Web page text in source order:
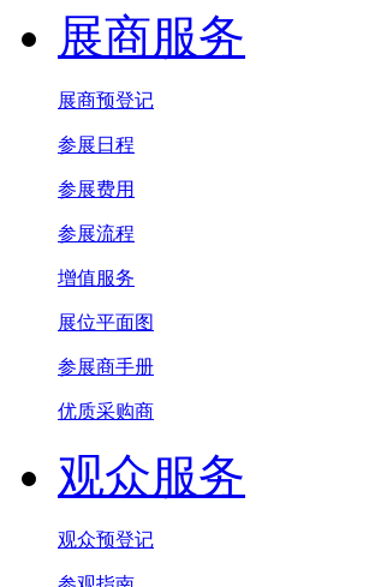
展商服务
展商预登记
参展日程
参展费用
参展流程
增值服务
展位平面图
参展商手册
优质采购商
观众服务
观众预登记